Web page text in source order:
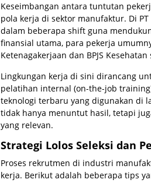
Keseimbangan antara tuntutan
pola kerja di sektor manufaktur. Di
dalam beberapa shift guna
finansial utama, para pekerja
Ketenagakerjaan dan BPJS
Lingkungan kerja di sini dirancang
pelatihan internal (on-the-job
teknologi terbaru yang digunakan di
tidak hanya menuntut hasil, tetapi
yang relevan.
Strategi Lolos Seleksi dan
Proses rekrutmen di industri
kerja. Berikut adalah beberapa tips